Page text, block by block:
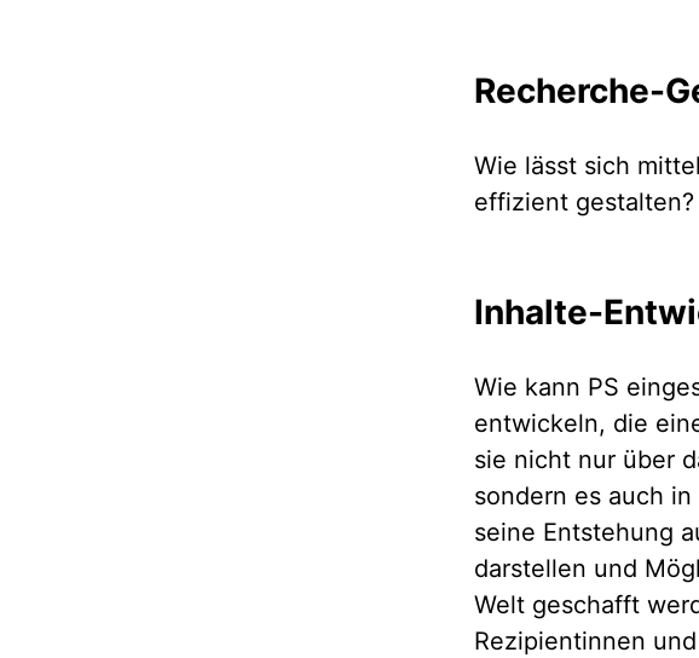
Recherche-
Wie lässt sich
effizient gestalten?
Inhalte-
Wie kann PS
entwickeln, die
sie nicht nur über
sondern es auch
seine Entstehung
darstellen und
Welt geschafft
Rezipientinnen